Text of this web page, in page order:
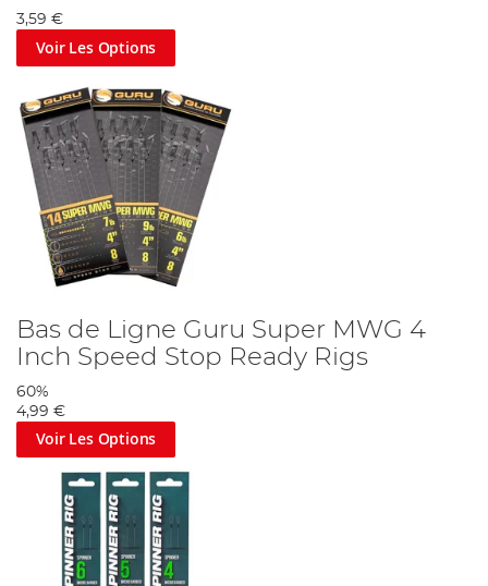
3,59 €
Voir Les Options
Bas de Ligne Guru Super MWG 4
Inch Speed Stop Ready Rigs
60%
4,99 €
Voir Les Options